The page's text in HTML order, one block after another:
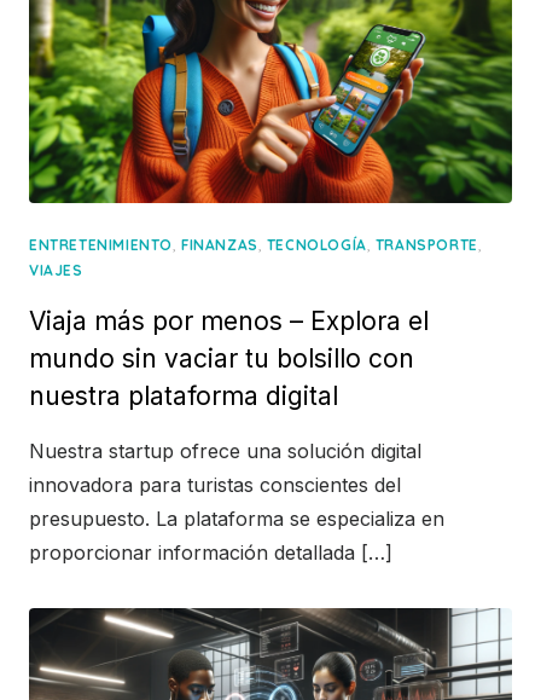
ENTRETENIMIENTO, FINANZAS, TECNOLOGÍA, TRANSPORTE,
VIAJES
Viaja más por menos – Explora el
mundo sin vaciar tu bolsillo con
nuestra plataforma digital
Nuestra startup ofrece una solución digital
innovadora para turistas conscientes del
presupuesto. La plataforma se especializa en
proporcionar información detallada […]